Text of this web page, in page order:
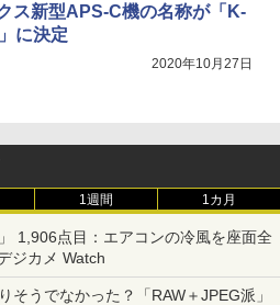
ス新型APS-C機の名称が「K-
に決定
2020年10月27日
1週間 1カ月
1,906点目：エアコンの冷風を座面全
ジカメ Watch
そうでなかった？「RAW＋JPEG派」